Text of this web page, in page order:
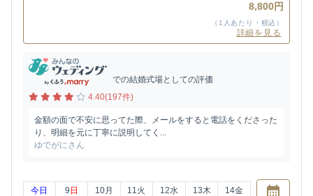
8,800円
（1人あたり・税込）
詳細を見る
での結婚式場としての評価
4.40(197件)
金額の面で不安に思ってた際、メールをすると電話をくださった
り、明細を元に丁寧に説明してく...
ゆでがにさん
今日 9 日 10月 11 火 12水 13木 14金